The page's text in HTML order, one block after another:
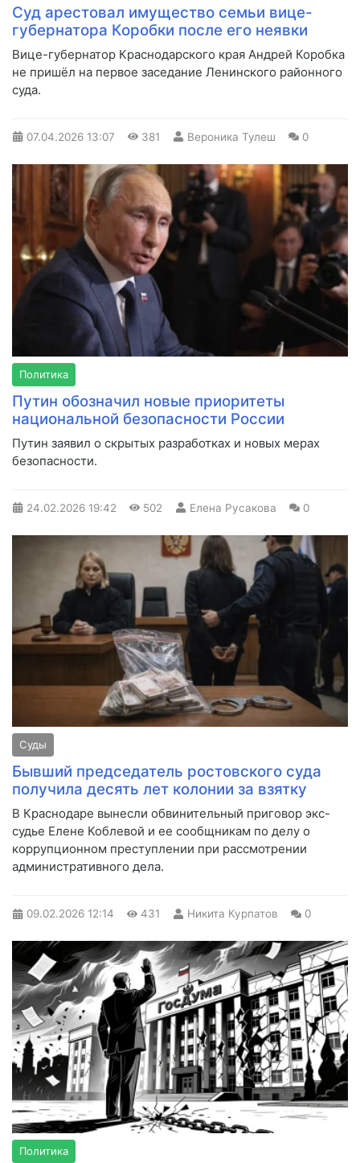
Суд арестовал имущество семьи вице-
губернатора Коробки после его неявки
Вице-губернатор Краснодарского края Андрей Коробка
не пришёл на первое заседание Ленинского районного
суда.
07.04.2026 13:07 381 Вероника Тулеш 0
Политика
Путин обозначил новые приоритеты
национальной безопасности России
Путин заявил о скрытых разработках и новых мерах
безопасности.
24.02.2026 19:42 502 Елена Русакова 0
Суды
Бывший председатель ростовского суда
получила десять лет колонии за взятку
В Краснодаре вынесли обвинительный приговор экс-
судье Елене Коблевой и ее сообщникам по делу о
коррупционном преступлении при рассмотрении
административного дела.
09.02.2026 12:14 431 Никита Курпатов 0
Политика